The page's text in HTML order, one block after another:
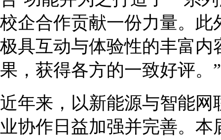
校企合作贡献一份力量。
极具互动与体验性的丰富内
果 ，获得各方的一致好评。 ”
近年来，以新能源与智能
业协作日益加强并完善。